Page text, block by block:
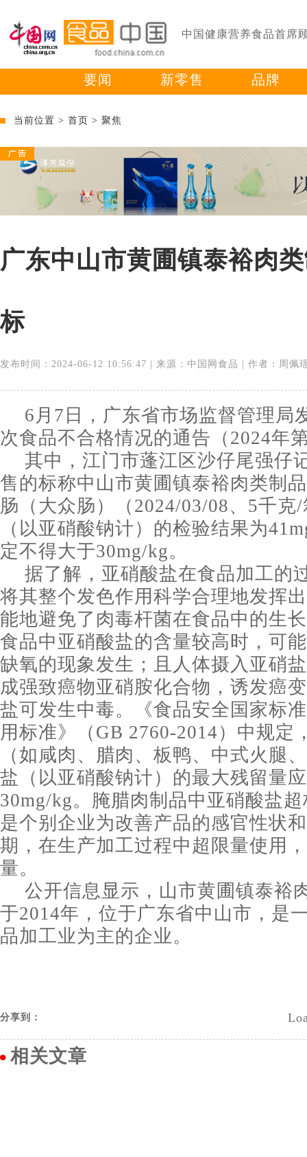
中国健康营养食品首席
要闻 新零售 品牌
当前位置 > 首页 > 聚焦
广东中山市黄圃镇泰裕肉
标
发布时间：2024-06-12 10:56:47 | 来源：中国网食品 | 作者：周佩
6月7日，广东省市场监督管理局
次食品不合格情况的通告（2024年
其中，江门市蓬江区沙仔尾强仔
售的标称中山市黄圃镇泰裕肉类制
肠（大众肠）（2024/03/08、5千克
（以亚硝酸钠计）的检验结果为
定不得大于30mg/kg。
据了解，亚硝酸盐在食品加工的
将其整个发色作用科学合理地发挥
能地避免了肉毒杆菌在食品中的生
食品中亚硝酸盐的含量较高时，可
缺氧的现象发生；且人体摄入亚硝
成强致癌物亚硝胺化合物，诱发癌
盐可发生中毒。《食品安全国家标
用标准》（GB 2760-2014）中规定
（如咸肉、腊肉、板鸭、中式火腿
盐（以亚硝酸钠计）的最大残留量
30mg/kg。腌腊肉制品中亚硝酸盐
是个别企业为改善产品的感官性状
期，在生产加工过程中超限量使用
量。
公开信息显示，山市黄圃镇泰裕
于2014年，位于广东省中山市，是
品加工业为主的企业。
分享到：
相关文章